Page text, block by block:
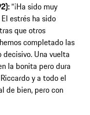
“¡Ha sido muy
estrés ha sido
que otros
completado las
decisivo. Una vuelta
la bonita pero dura
y a todo el
de bien, pero con